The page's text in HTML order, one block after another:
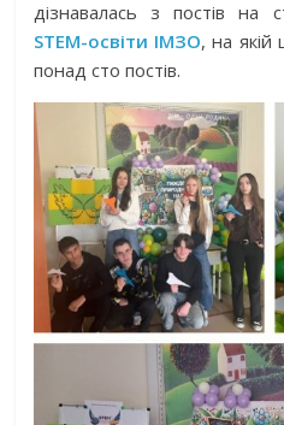
дізнавалась з постів на
STEM-освіти ІМЗО, на
понад сто постів.